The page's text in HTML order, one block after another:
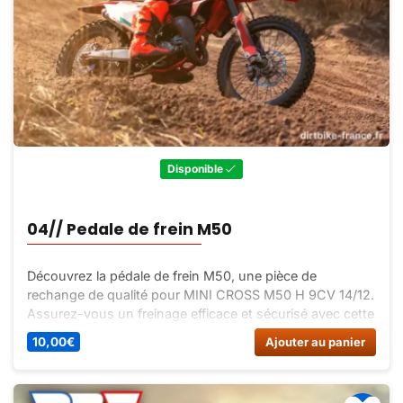
Disponible
04// Pedale de frein M50
Découvrez la pédale de frein M50, une pièce de
rechange de qualité pour MINI CROSS M50 H 9CV 14/12.
Assurez-vous un freinage efficace et sécurisé avec cette
pédale de frein fiable.
10,00€ Ajouter au panier